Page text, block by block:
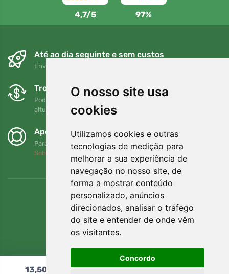
O nosso site usa
cookies
Utilizamos cookies e outras
tecnologias de medição para
melhorar a sua experiência de
navegação no nosso site, de
forma a mostrar conteúdo
personalizado, anúncios
direcionados, analisar o tráfego
do site e entender de onde vêm
os visitantes.
Concordo
4,7/5 97%
Até ao dia seguinte e sem custos
Envio gratuito para encomendas superiores a 80 EUR
Trocas e devoluções gratuitas
Pode devolver ou trocar a sua encomenda em qualquer
altura no prazo de 90 dias
Apoiamos a Trees.org
Para cada encomenda plantamos uma árvore! Leia mais
Sobre nós
13,50 Adicionar ao carrinho